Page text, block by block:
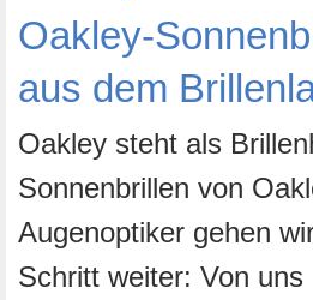
Oakley-
aus dem
Oakley steht als
Sonnenbrillen von
Augenoptiker gehen
Schritt weiter: Von